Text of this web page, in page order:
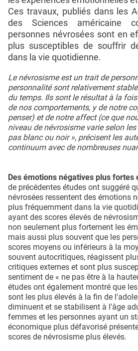
Ces travaux, publiés dans les
des Sciences américaine
personnes névrosées sont en
plus susceptibles de souffrir
dans la vie quotidienne.
Le névrosisme est un trait de
personnalité sont relativement
du temps. Ils sont le résultat à la
de nos comportements, y de notre
penser) et de notre affect (ce que
niveau de névrosisme varie selon les
pas blanc ou noir », précisent les
continuum avec de nombreuses
Des émotions négatives plus fortes
de précédentes études ont suggéré
névrosées ressentent des émotions
plus fréquemment dans la vie
ayant des scores élevés de
non seulement plus fortement les
mais aussi plus souvent que les
scores moyens ou inférieurs à la
souvent autocritiques, réagissent
critiques externes et sont plus
sentiment de « ne pas être à la
études ont également montré que
sont les plus élevés à la fin de
diminuent et se stabilisent à l'âge
femmes et les personnes ayant un
économique plus défavorisé
scores de névrosisme plus élevés.